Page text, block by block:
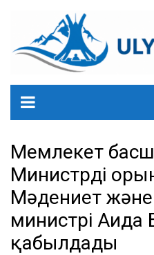
содержанию
Мемлекет
Министрдің
Мәдениет
министрі Аида
қабылдады